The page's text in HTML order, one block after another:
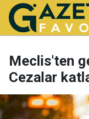
Meclis'ten
Cezalar